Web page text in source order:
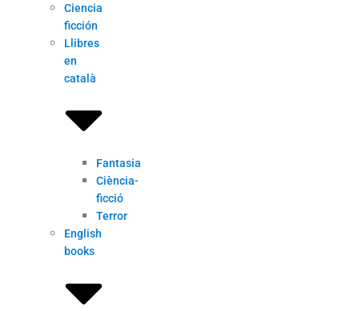
Ciencia
ficción
Llibres
en
català
Fantasia
Ciència-
ficció
Terror
English
books